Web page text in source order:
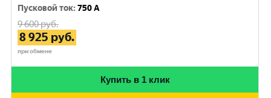
Пусковой ток:750 A
9 600руб.
8 925 руб.
при обмене
Купить в 1 клик